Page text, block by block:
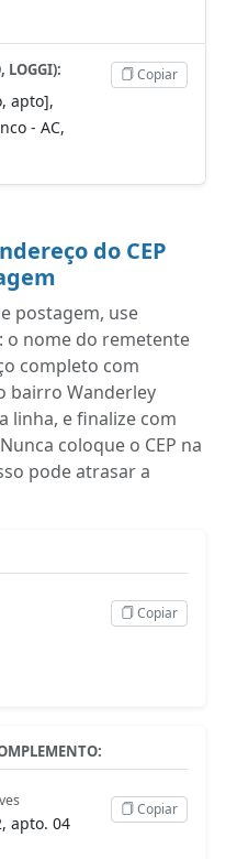
LOGGI):
apto],
- AC,
Copiar
do CEP
postagem, use
o nome do remetente
completo com
bairro Wanderley
linha, e finalize com
coloque o CEP na
pode atrasar a
Copiar
apto. 04
Copiar